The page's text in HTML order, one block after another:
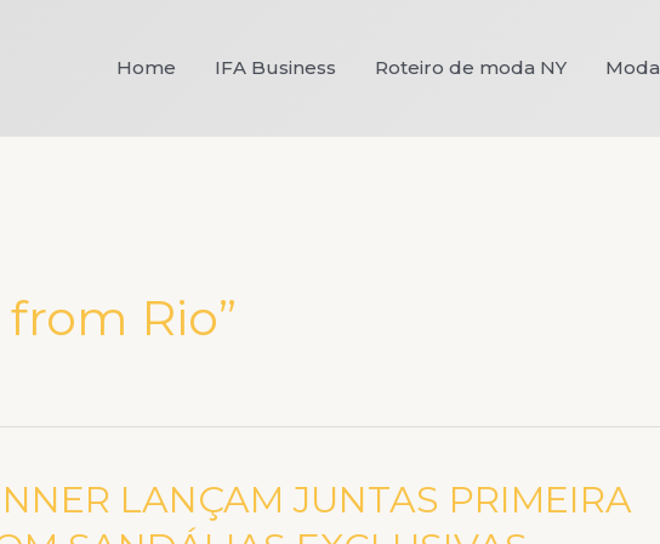
Home IFA Business Roteiro de moda NY Moda
from Rio”
LANÇAM JUNTAS PRIMEIRA